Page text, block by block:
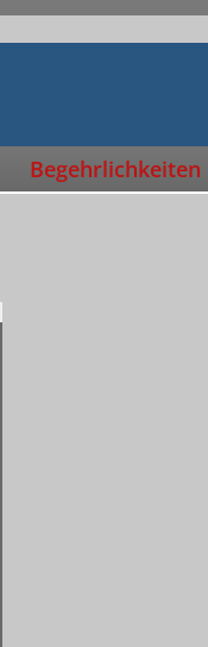
Begehrlichkeiten